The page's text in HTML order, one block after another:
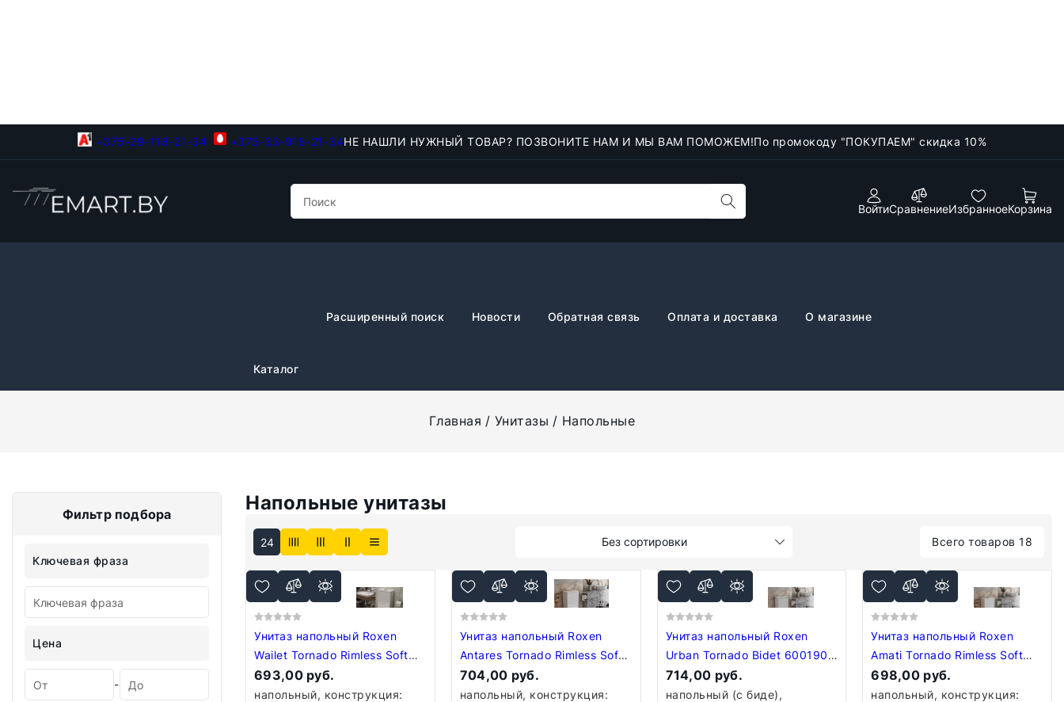
+375-29-118-21-34 +375-33-918-21-34НЕ НАШЛИ НУЖНЫЙ ТОВАР? ПОЗВОНИТЕ НАМ И МЫ ВАМ ПОМОЖЕМ!По промокоду "ПОКУПАЕМ" скидка 10%
ВойтиСравнениеИзбранноеКорзина
Каталог
Расширенный поиск Новости Обратная связь Оплата и доставка О магазине
Главная Унитазы Напольные
Фильтр подбора
Ключевая фраза
Цена
-
Напольные унитазы
24 Без сортировки Всего товаров 18
Унитаз напольный Roxen
Wailet Tornado Rimless Soft
Close 600175-01
693,00 руб.
напольный, конструкция:
Унитаз напольный Roxen
Antares Tornado Rimless Soft
Close 600185-01
704,00 руб.
напольный, конструкция:
Унитаз напольный Roxen
Urban Tornado Bidet 600190-
01X
714,00 руб.
напольный (с биде),
Унитаз напольный Roxen
Amati Tornado Rimless Soft
Close 600165-01
698,00 руб.
напольный, конструкция: